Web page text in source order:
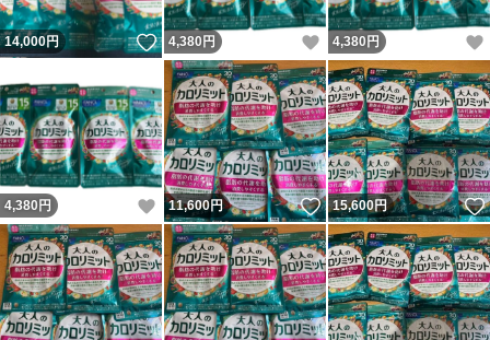
14,000円 いいね！
4,380 円 いいね！
4,380 円
4,380 円 いいね！
11,600円 いいね！
15,600円